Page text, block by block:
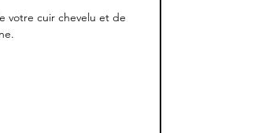
votre cuir chevelu et de